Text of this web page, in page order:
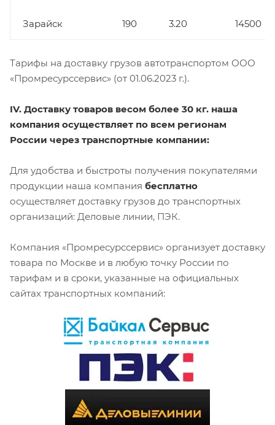
Зарайск 190 3.20 14500
Тарифы на доставку грузов автотранспортом ООО
«Промресурссервис» (от 01.06.2023 г.).
IV. Доставку товаров весом более 30 кг. наша
компания осуществляет по всем регионам
России через транспортные компании:
Для удобства и быстроты получения покупателями
продукции наша компания бесплатно
осуществляет доставку грузов до транспортных
организаций: Деловые линии, ПЭК.
Компания «Промресурссервис» организует доставку
товара по Москве и в любую точку России по
тарифам и в сроки, указанные на официальных
сайтах транспортных компаний: